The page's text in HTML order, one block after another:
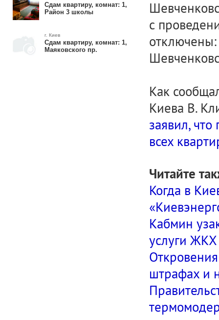
Сдам квартиру, комнат: 1,
Район 3 школы
г. Киев
Сдам квартиру, комнат: 1,
Маяковского пр.
с
Как
Киева В.
заявил,
всех
Читайте
Когда в
Кабмин
услуги ЖКХ
штрафах и